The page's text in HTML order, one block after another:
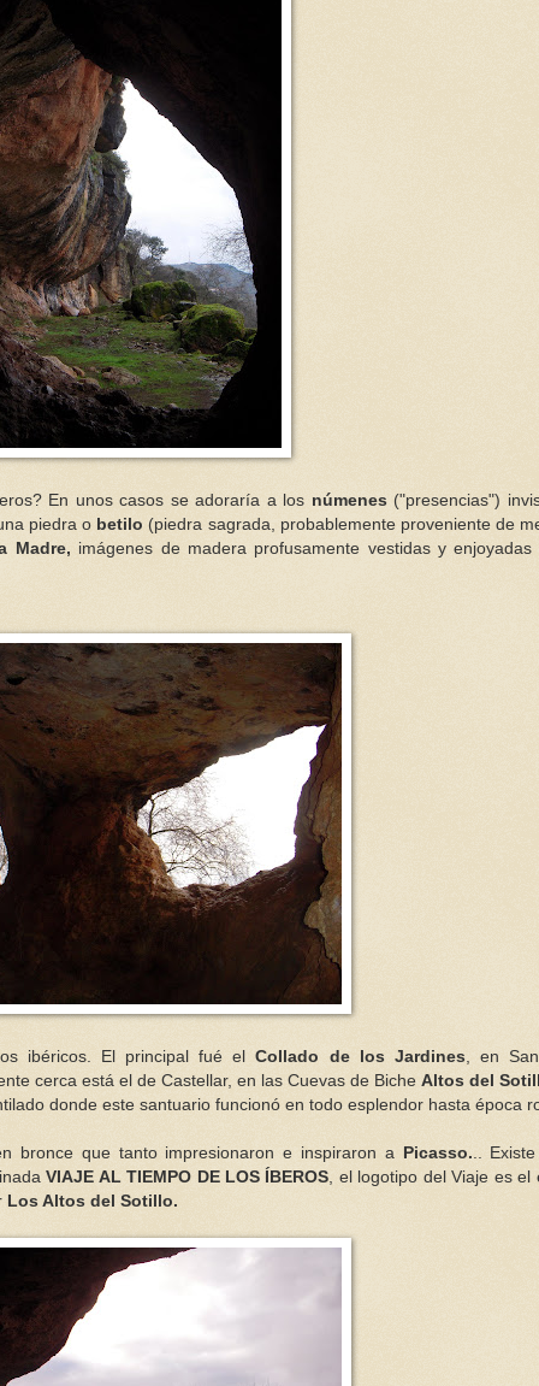
En unos casos se adoraría a los númenes("presencias")
piedra o betilo (piedra sagrada, probablemente proveniente de
Madre, imágenes de madera profusamente vestidas y enjoyadas
ibéricos. El principal fué elCollado de los Jardines , en
cerca está el de Castellar, en las Cuevas de Biche Altos del
donde este santuario funcionó en todo esplendor hasta época
bronce que tanto impresionaron e inspiraron a Picasso. ..
VIAJE AL TIEMPO DE LOS ÍBEROS , el logotipo del Viaje es el
Los Altos del Sotillo.